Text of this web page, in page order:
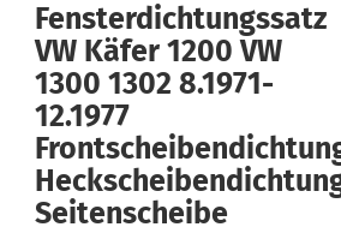
vergessen?
Fensterdichtungssatz
VW Käfer 1200 VW
1300 1302 8.1971-
12.1977
Seitenscheibe